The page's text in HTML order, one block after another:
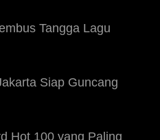
Tangga Lagu
Siap Guncang
Hot 100 yang Paling